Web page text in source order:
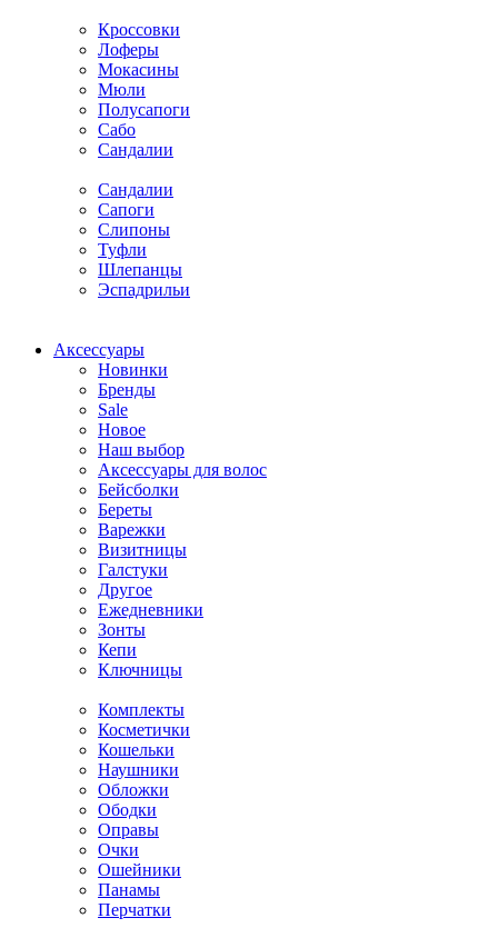
Кроссовки
Лоферы
Мокасины
Мюли
Полусапоги
Сабо
Сандалии
Сандалии
Сапоги
Слипоны
Туфли
Шлепанцы
Эспадрильи
Аксессуары
Новинки
Бренды
Sale
Новое
Наш выбор
Аксессуары для волос
Бейсболки
Береты
Варежки
Визитницы
Галстуки
Другое
Ежедневники
Зонты
Кепи
Ключницы
Комплекты
Косметички
Кошельки
Наушники
Обложки
Ободки
Оправы
Очки
Ошейники
Панамы
Перчатки